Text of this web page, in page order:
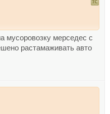
мусоровозку мерседес с
растамаживать авто